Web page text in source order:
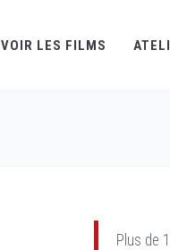
VOIR LES FILMS
Plus de